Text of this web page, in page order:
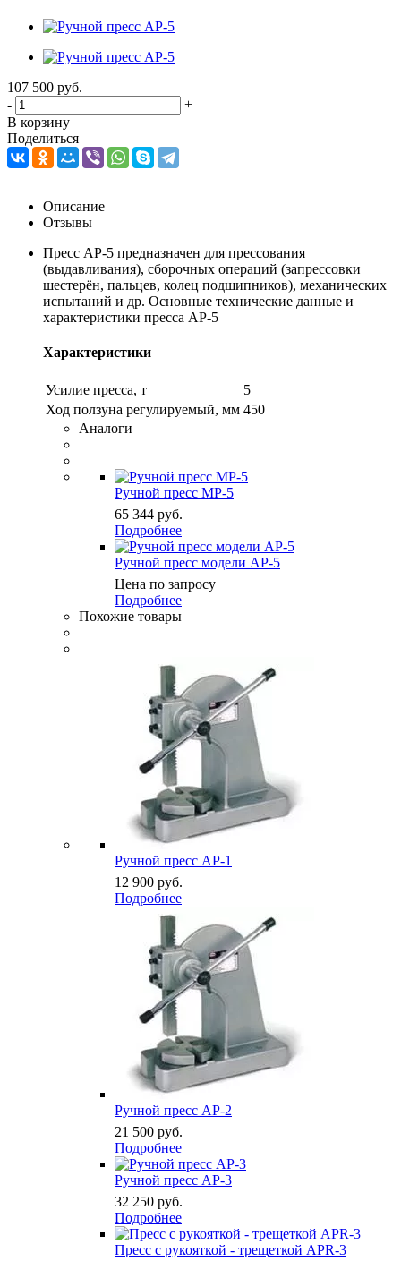
107 500 руб.
-
+
В корзину
Поделиться
Описание
Отзывы
Пресс AP-5 предназначен для прессования
(выдавливания), сборочных операций (запрессовки
шестерён, пальцев, колец подшипников), механических
испытаний и др. Основные технические данные и
характеристики пресса AP-5
Характеристики
Усилие пресса, т
5
Ход ползуна регулируемый, мм 450
Аналоги
Ручной пресс MP-5
65 344 руб.
Подробнее
Ручной пресс модели AP-5
Цена по запросу
Подробнее
Похожие товары
Ручной пресс АР-1
12 900 руб.
Подробнее
Ручной пресс АР-2
21 500 руб.
Подробнее
Ручной пресс АР-3
32 250 руб.
Подробнее
Пресс с рукояткой - трещеткой APR-3